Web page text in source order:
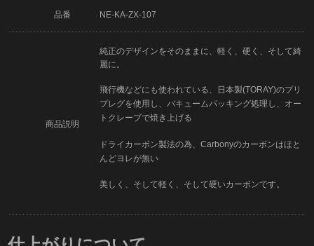
品番 NE-KA-ZX-107
商品説明
純正のデザインをそのままに、軽く、硬く、そして綺
麗に。
飛行機などにも使われている、日本製(TORAY)のプリ
プレグを使用し、バキュームパッキング処理し、オー
トクレーブで焼き上げる
ドライカーボン製法の為、Carbonyのカーボンはほと
んどヨレが無い
美しく、そして軽く、そして硬いカーボンです。